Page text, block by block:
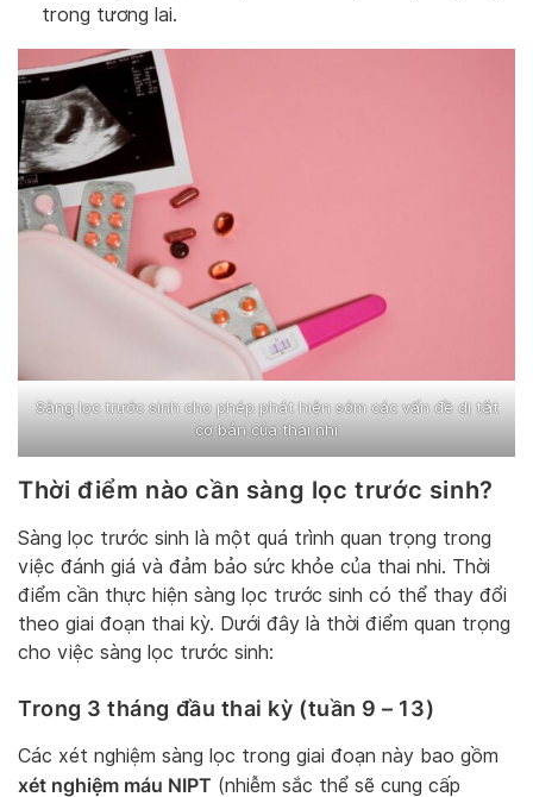
trong tương lai.
Sàng lọc trước sinh cho phép phát hiện sớm các vấn đề dị tật
cơ bản của thai nhi
Thời điểm nào cần sàng lọc trước sinh?
Sàng lọc trước sinh là một quá trình quan trọng trong
việc đánh giá và đảm bảo sức khỏe của thai nhi. Thời
điểm cần thực hiện sàng lọc trước sinh có thể thay đổi
theo giai đoạn thai kỳ. Dưới đây là thời điểm quan trọng
cho việc sàng lọc trước sinh:
Trong 3 tháng đầu thai kỳ (tuần 9 – 13)
Các xét nghiệm sàng lọc trong giai đoạn này bao gồm
xét nghiệm máu NIPT (nhiễm sắc thể sẽ cung cấp